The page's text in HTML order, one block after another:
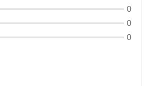
0
0
0